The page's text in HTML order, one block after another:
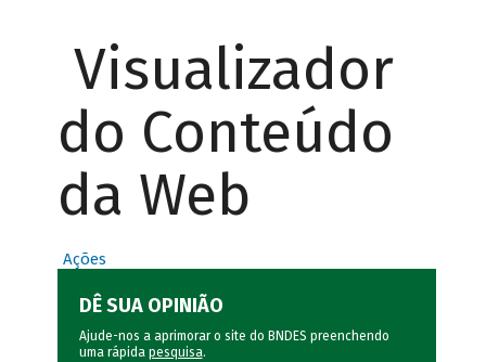
Visualizador
do Conteúdo
da Web
Ações
DÊ SUA OPINIÃO
Ajude-nos a aprimorar o site do BNDES preenchendo
uma rápida pesquisa.